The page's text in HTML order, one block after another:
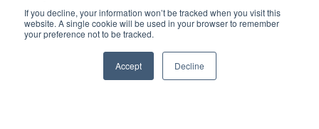
If you decline, your information won’t be tracked when you visit this
website. A single cookie will be used in your browser to remember
your preference not to be tracked.
Accept Decline
PACS
Recepción
ENTRENAMIENTOS AQUILA
PACIENTES
Portal Paciente
Reconocimiento de Voz